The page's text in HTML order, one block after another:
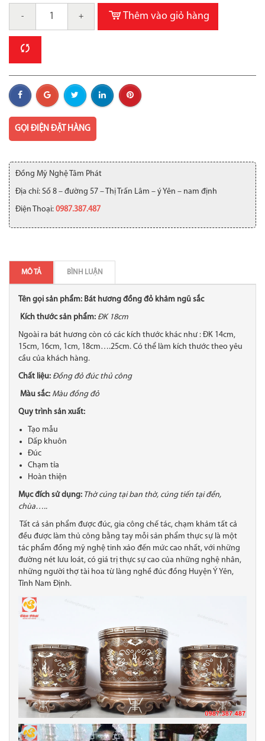
- + Thêm vào giỏ hàng
GỌI ĐIỆN ĐẶT HÀNG
Đồng Mỹ Nghệ Tâm Phát
Địa chỉ: Số 8 – đường 57 – Thị Trấn Lâm – ý Yên – nam định
Điện Thoại: 0987.387.487
MÔ TẢ BÌNH LUẬN
Tên gọi sản phẩm: Bát hương đồng đỏ khảm ngũ sắc
Kích thước sản phẩm: ĐK 18cm
Ngoài ra bát hương còn có các kích thước khác như : ĐK 14cm,
15cm, 16cm, 1cm, 18cm….25cm. Có thể làm kích thước theo yêu
cầu của khách hàng.
Chất liệu: Đồng đỏ đúc thủ công
Màu sắc: Màu đồng đỏ
Quy trình sản xuất:
Tạo mẫu
Dấp khuôn
Đúc
Chạm tỉa
Hoàn thiện
Mục đích sử dụng: Thờ cúng tại ban thờ, cúng tiến tại đền,
chùa…..
Tất cả sản phẩm được đúc, gia công chế tác, chạm khảm tất cả
đều được làm thủ công bằng tay mỗi sản phẩm thực sự là một
tác phẩm đồng mỹ nghệ tinh xảo đến mức cao nhất, với những
đường nét lưu loát, có giá trị thực sự cao của những nghệ nhân,
những người thợ tài hoa từ làng nghề đúc đồng Huyện Ý Yên,
Tỉnh Nam Định.